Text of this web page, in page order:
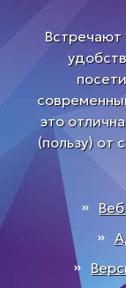
Встречают
это
(пользу) от